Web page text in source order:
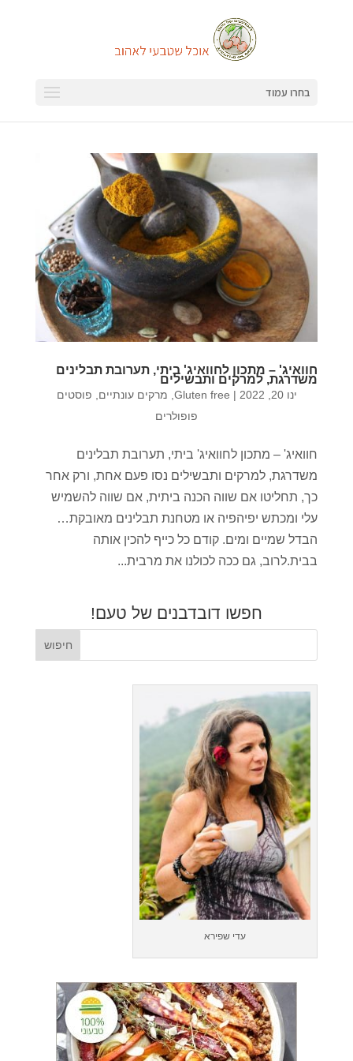
בחרו עמוד
חוואיג' – מתכון לחוואיג' ביתי, תערובת תבלינים
משדרגת, למרקים ותבשילים
ינו 20, 2022 |
Gluten free מרקים עונתיים
פוסטים
פופולרים
חוואיג' – מתכון לחוואיג' ביתי, תערובת תבלינים
משדרגת, למרקים ותבשילים נסו פעם אחת, ורק אחר
כך, תחליטו אם שווה הכנה ביתית, אם שווה להשמיש
עלי ומכתש יפיהפיה או מטחנת תבלינים מאובקת…
הבדל שמיים ומים. קודם כל כייף להכין אותה
בבית.לרוב, גם ככה לכולנו את מרבית...
חפשו דובדבנים של טעם!
עדי שפירא